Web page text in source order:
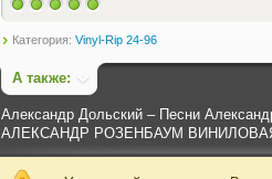
Категория: Vinyl-Rip 24-96
А также:
Александр Дольский ‎– Песни
АЛЕКСАНДР РОЗЕНБАУМ